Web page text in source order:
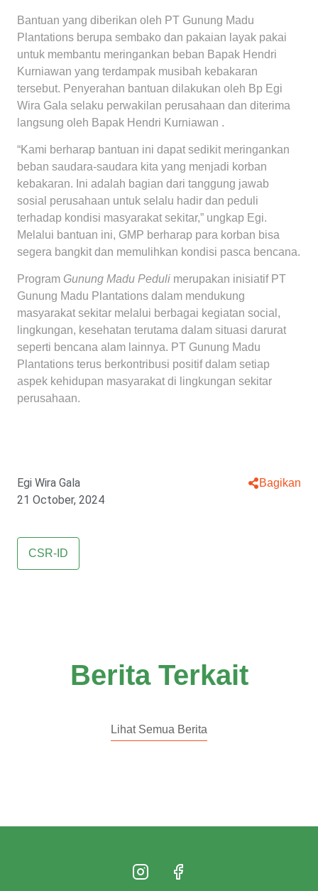
Bantuan yang diberikan oleh PT Gunung Madu
Plantations berupa sembako dan pakaian layak pakai
untuk membantu meringankan beban Bapak Hendri
Kurniawan yang terdampak musibah kebakaran
tersebut. Penyerahan bantuan dilakukan oleh Bp Egi
Wira Gala selaku perwakilan perusahaan dan diterima
langsung oleh Bapak Hendri Kurniawan .
“Kami berharap bantuan ini dapat sedikit meringankan
beban saudara-saudara kita yang menjadi korban
kebakaran. Ini adalah bagian dari tanggung jawab
sosial perusahaan untuk selalu hadir dan peduli
terhadap kondisi masyarakat sekitar,” ungkap Egi.
Melalui bantuan ini, GMP berharap para korban bisa
segera bangkit dan memulihkan kondisi pasca bencana.
Program Gunung Madu Peduli merupakan inisiatif PT
Gunung Madu Plantations dalam mendukung
masyarakat sekitar melalui berbagai kegiatan social,
lingkungan, kesehatan terutama dalam situasi darurat
seperti bencana alam lainnya. PT Gunung Madu
Plantations terus berkontribusi positif dalam setiap
aspek kehidupan masyarakat di lingkungan sekitar
perusahaan.
Egi Wira Gala
21 October, 2024
CSR-ID
Bagikan
Berita Terkait
Lihat Semua Berita